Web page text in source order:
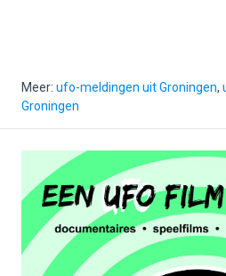
Meer: ufo-meldingen uit Groningen,
Groningen